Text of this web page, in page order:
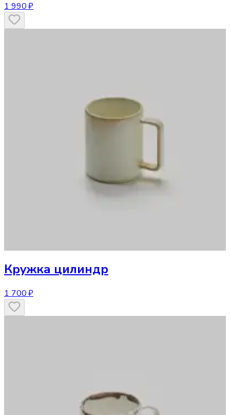
1 990 ₽
Кружка цилиндр
1 700 ₽